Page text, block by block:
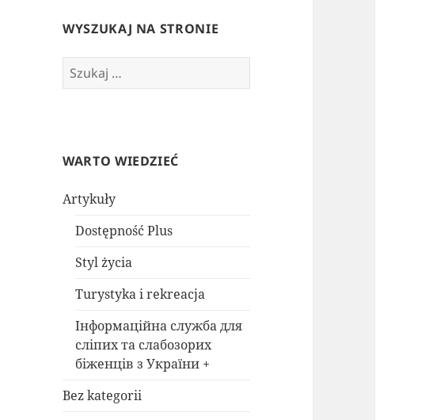
WYSZUKAJ NA STRONIE
Szukaj:
WARTO WIEDZIEĆ
Artykuły
Dostępność Plus
Styl życia
Turystyka i rekreacja
Інформаційна служба для
сліпих та слабозорих
біженців з України +
Bez kategorii